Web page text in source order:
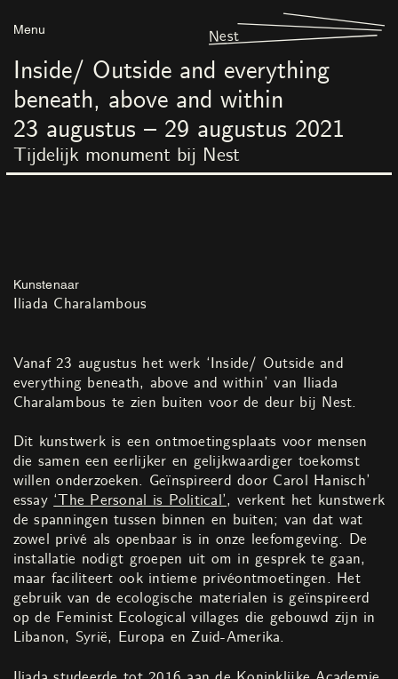
Menu Nest
Inside/ Outside and everything
beneath, above and within
23 augustus – 29 augustus 2021
Tijdelijk monument bij Nest
Kunstenaar
Iliada Charalambous
Vanaf 23 augustus het werk ‘Inside/ Outside and
everything beneath, above and within’ van Iliada
Charalambous te zien buiten voor de deur bij Nest.
Dit kunstwerk is een ontmoetingsplaats voor mensen
die samen een eerlijker en gelijkwaardiger toekomst
willen onderzoeken. Geïnspireerd door Carol Hanisch’
essay ‘The Personal is Political’, verkent het kunstwerk
de spanningen tussen binnen en buiten; van dat wat
zowel privé als openbaar is in onze leefomgeving. De
installatie nodigt groepen uit om in gesprek te gaan,
maar faciliteert ook intieme privéontmoetingen. Het
gebruik van de ecologische materialen is geïnspireerd
op de Feminist Ecological villages die gebouwd zijn in
Libanon, Syrië, Europa en Zuid-Amerika.